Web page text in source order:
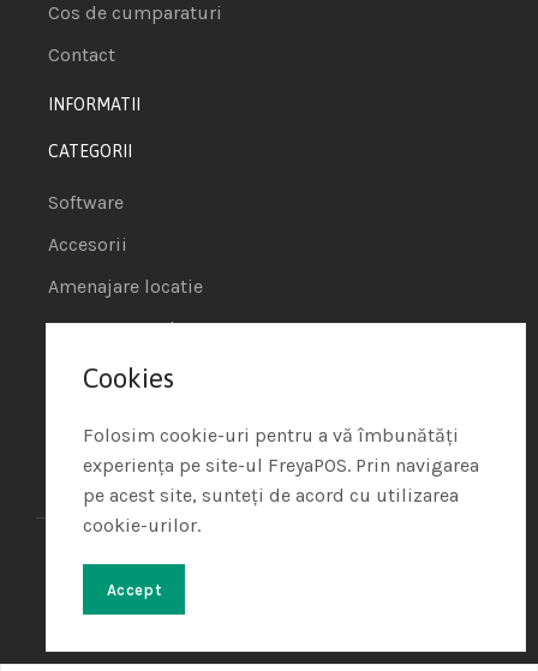
Cos de cumparaturi
Contact
INFORMATII
CATEGORII
Software
Accesorii
Amenajare locatie
POS - Puncte de vanzare
Termeni si conditii
Politica de Cookie
Protectia Datelor cu Caracter Personal
Freya Shop – All rights reserved
Soft Tehnica
Cookies
Folosim cookie-uri pentru a vă îmbunătăți
experiența pe site-ul FreyaPOS. Prin navigarea
pe acest site, sunteți de acord cu utilizarea
cookie-urilor.
Accept